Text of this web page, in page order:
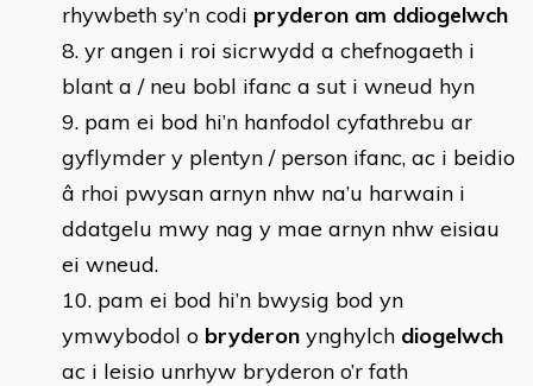
rhywbeth sy’n codi pryderon am ddiogelwch
yr angen i roi sicrwydd a chefnogaeth i
blant a / neu bobl ifanc a sut i wneud hyn
pam ei bod hi’n hanfodol cyfathrebu ar
gyflymder y plentyn / person ifanc, ac i beidio
â rhoi pwysan arnyn nhw na’u harwain i
ddatgelu mwy nag y mae arnyn nhw eisiau
ei wneud.
pam ei bod hi’n bwysig bod yn
ymwybodol o bryderon ynghylch diogelwch
ac i leisio unrhyw bryderon o’r fath